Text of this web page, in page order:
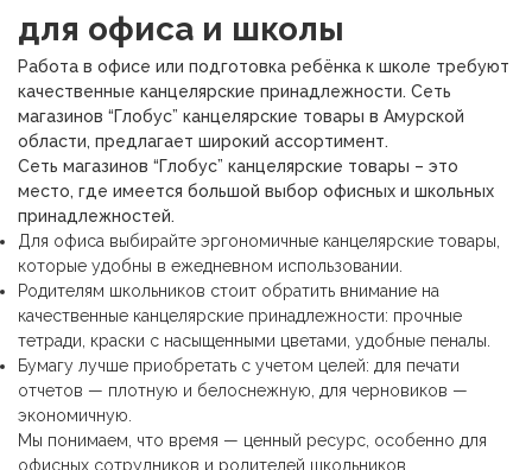
для офиса и школы
Работа в офисе или подготовка ребёнка к школе требуют
качественные канцелярские принадлежности. Сеть
магазинов “Глобус” канцелярские товары в Амурской
области, предлагает широкий ассортимент.
Сеть магазинов “Глобус” канцелярские товары – это
место, где имеется большой выбор офисных и школьных
принадлежностей.
Для офиса выбирайте эргономичные канцелярские товары,
которые удобны в ежедневном использовании.
Родителям школьников стоит обратить внимание на
качественные канцелярские принадлежности: прочные
тетради, краски с насыщенными цветами, удобные пеналы.
Бумагу лучше приобретать с учетом целей: для печати
отчетов — плотную и белоснежную, для черновиков —
экономичную.
Мы понимаем, что время — ценный ресурс, особенно для
офисных сотрудников и родителей школьников.